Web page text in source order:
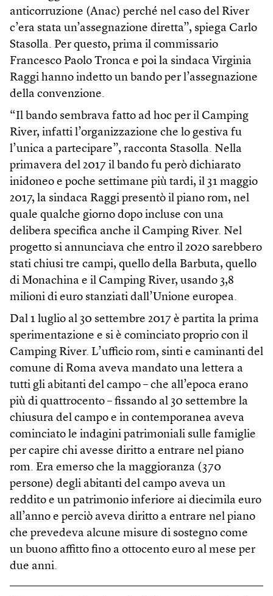
anticorruzione (Anac) perché nel caso del River
c’era stata un’assegnazione diretta”, spiega Carlo
Stasolla. Per questo, prima il commissario
Francesco Paolo Tronca e poi la sindaca Virginia
Raggi hanno indetto un bando per l’assegnazione
della convenzione.
“Il bando sembrava fatto ad hoc per il Camping
River, infatti l’organizzazione che lo gestiva fu
l’unica a partecipare”, racconta Stasolla. Nella
primavera del 2017 il bando fu però dichiarato
inidoneo e poche settimane più tardi, il 31 maggio
2017, la sindaca Raggi presentò il piano rom, nel
quale qualche giorno dopo incluse con una
delibera specifica anche il Camping River. Nel
progetto si annunciava che entro il 2020 sarebbero
stati chiusi tre campi, quello della Barbuta, quello
di Monachina e il Camping River, usando 3,8
milioni di euro stanziati dall’Unione europea.
Dal 1 luglio al 30 settembre 2017 è partita la prima
sperimentazione e si è cominciato proprio con il
Camping River. L’ufficio rom, sinti e caminanti del
comune di Roma aveva mandato una lettera a
tutti gli abitanti del campo – che all’epoca erano
più di quattrocento – fissando al 30 settembre la
chiusura del campo e in contemporanea aveva
cominciato le indagini patrimoniali sulle famiglie
per capire chi avesse diritto a entrare nel piano
rom. Era emerso che la maggioranza (370
persone) degli abitanti del campo aveva un
reddito e un patrimonio inferiore ai diecimila euro
all’anno e perciò aveva diritto a entrare nel piano
che prevedeva alcune misure di sostegno come
un buono affitto fino a ottocento euro al mese per
due anni.